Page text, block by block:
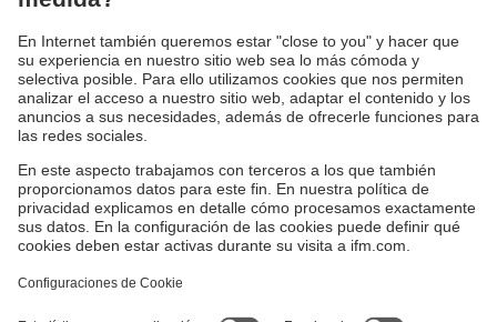
Optimiza tu producción en tiempo real
moneo Cloud es la plataforma IIoT para todos
aquellos que quieran controlar el estado de salud
de sus instalaciones en cualquier momento y
lugar.
Sostenibilidad